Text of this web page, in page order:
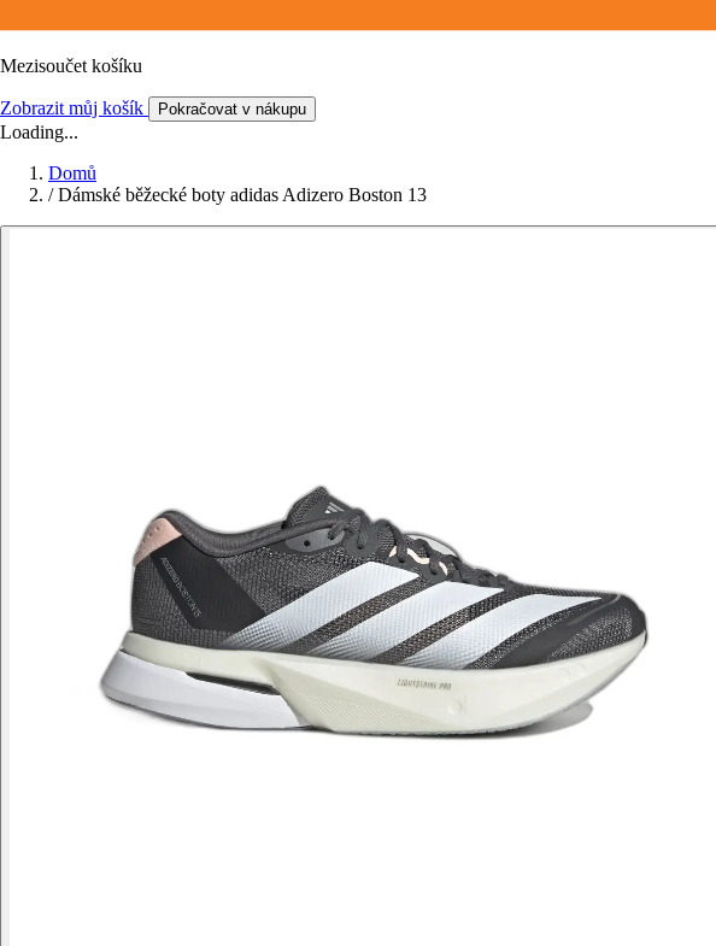
Mezisoučet košíku
Zobrazit můj košík Pokračovat v nákupu
Loading...
Domů
/ Dámské běžecké boty adidas Adizero Boston 13